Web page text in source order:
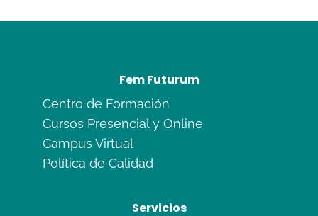
Fem Futurum
Centro de Formación
Cursos Presencial y Online
Campus Virtual
Política de Calidad
Servicios